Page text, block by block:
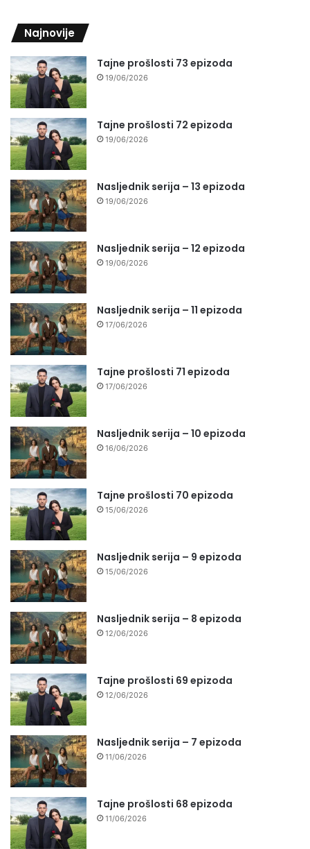
Najnovije
Tajne prošlosti 73 epizoda
19/06/2026
Tajne prošlosti 72 epizoda
19/06/2026
Nasljednik serija – 13 epizoda
19/06/2026
Nasljednik serija – 12 epizoda
19/06/2026
Nasljednik serija – 11 epizoda
17/06/2026
Tajne prošlosti 71 epizoda
17/06/2026
Nasljednik serija – 10 epizoda
16/06/2026
Tajne prošlosti 70 epizoda
15/06/2026
Nasljednik serija – 9 epizoda
15/06/2026
Nasljednik serija – 8 epizoda
12/06/2026
Tajne prošlosti 69 epizoda
12/06/2026
Nasljednik serija – 7 epizoda
11/06/2026
Tajne prošlosti 68 epizoda
11/06/2026